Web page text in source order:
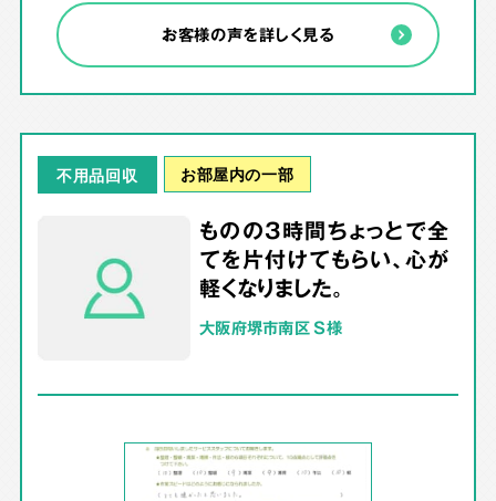
お客様の声を詳しく見る
不用品回収 お部屋内の一部
ものの3時間ちょっとで全
てを片付けてもらい、心が
軽くなりました。
大阪府堺市南区 S様